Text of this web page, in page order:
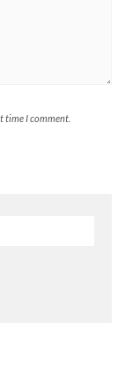
time I comment.